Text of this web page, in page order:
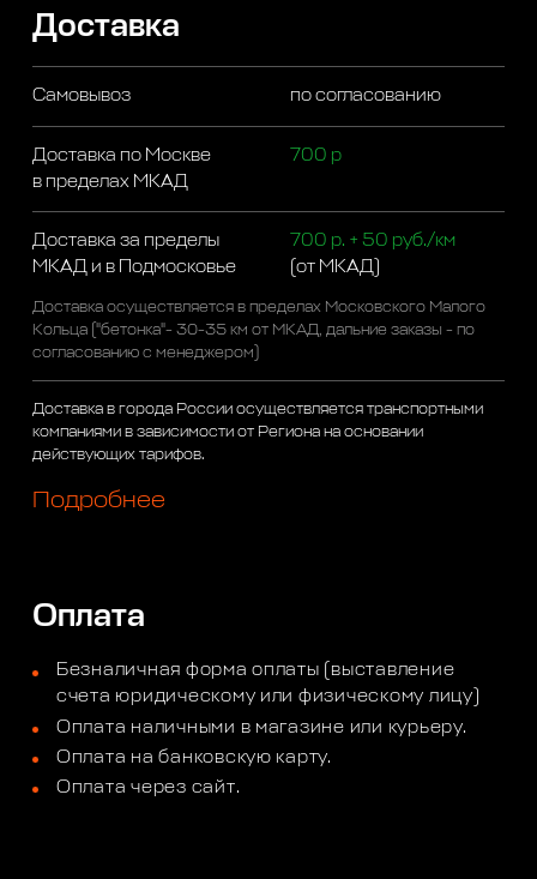
Доставка
Самовывоз по согласованию
Доставка по Москве
в пределах МКАД
700 р
Доставка за пределы
МКАД и в Подмосковье
700 р. + 50 руб./км
(от МКАД)
Доставка осуществляется в пределах Московского Малого
Кольца ("бетонка"- 30-35 км от МКАД, дальние заказы - по
согласованию с менеджером)
Доставка в города России осуществляется транспортными
компаниями в зависимости от Региона на основании
действующих тарифов.
Подробнее
Оплата
Безналичная форма оплаты (выставление
счета юридическому или физическому лицу)
Оплата наличными в магазине или курьеру.
Оплата на банковскую карту.
Оплата через сайт.